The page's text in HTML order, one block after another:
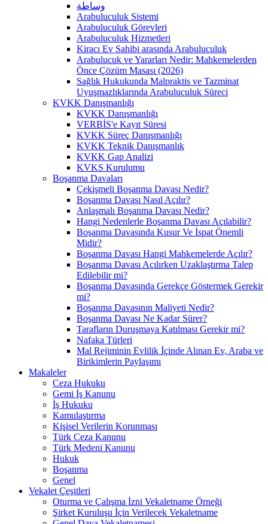
وساطة
Arabuluculuk Sistemi
Arabuluculuk Görevleri
Arabuluculuk Hizmetleri
Kiracı Ev Sahibi arasında Arabuluculuk
Arabulucuk ve Yararları Nedir: Mahkemelerden
Önce Çözüm Masası (2026)
Sağlık Hukukunda Malpraktis ve Tazminat
Uyuşmazlıklarında Arabuluculuk Süreci
KVKK Danışmanlığı
KVKK Danışmanlığı
VERBİS'e Kayıt Süresi
KVKK Süreç Danışmanlığı
KVKK Teknik Danışmanlık
KVKK Gap Analizi
KVKS Kurulumu
Boşanma Davaları
Çekişmeli Boşanma Davası Nedir?
Boşanma Davası Nasıl Açılır?
Anlaşmalı Boşanma Davası Nedir?
Hangi Nedenlerle Boşanma Davası Açılabilir?
Boşanma Davasında Kusur Ve İspat Önemli
Midir?
Boşanma Davası Hangi Mahkemelerde Açılır?
Boşanma Davası Açılırken Uzaklaştırma Talep
Edilebilir mi?
Boşanma Davasında Gerekçe Göstermek Gerekir
mi?
Boşanma Davasının Maliyeti Nedir?
Boşanma Davası Ne Kadar Sürer?
Tarafların Duruşmaya Katılması Gerekir mi?
Nafaka Türleri
Mal Rejiminin Evlilik İçinde Alınan Ev, Araba ve
Birikimlerin Paylaşımı
Makaleler
Ceza Hukuku
Gemi İş Kanunu
İş Hukuku
Kamulaştırma
Kişisel Verilerin Korunması
Türk Ceza Kanunu
Türk Medeni Kanunu
Hukuk
Boşanma
Genel
Vekalet Çeşitleri
Oturma ve Çalışma İzni Vekaletname Örneği
Şirket Kuruluşu İçin Verilecek Vekaletname